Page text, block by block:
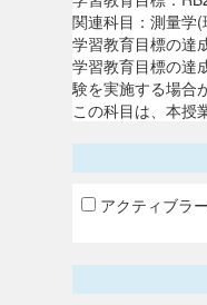
関連科目：測量学
学習教育目標の達
学習教育目標の達
験を実施する場合
この科目は、本授
アクティブラ